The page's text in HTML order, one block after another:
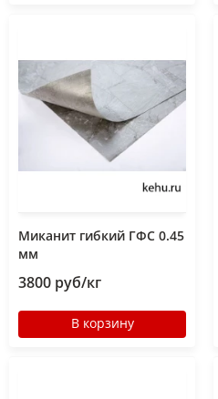
Миканит гибкий ГФС 0.45
мм
3800 руб/кг
В корзину